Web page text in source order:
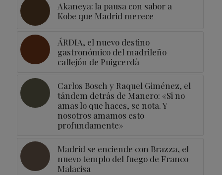
Akaneya: la pausa con sabor a
Kobe que Madrid merece
ÁRDIA, el nuevo destino
gastronómico del madrileño
callejón de Puigcerdà
Carlos Bosch y Raquel Giménez, el
tándem detrás de Manero: «Si no
amas lo que haces, se nota. Y
nosotros amamos esto
profundamente»
Madrid se enciende con Brazza, el
nuevo templo del fuego de Franco
Malacisa